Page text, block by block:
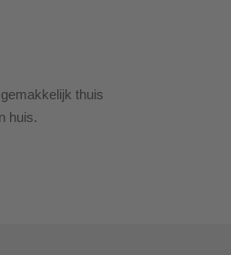
thuis
huis.